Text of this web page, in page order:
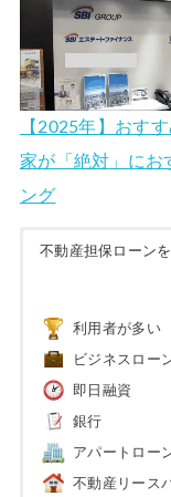
【2025年】おす
家が「絶対」にお
ング
不動産担保ローン
利用者が多い
ビジネスロー
即日融資
銀行
アパートロー
不動産リース